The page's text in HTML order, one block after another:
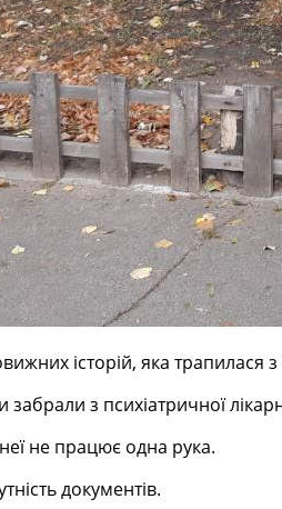
історій, яка трапилася
з психіатричної
не працює одна рука.
документів.